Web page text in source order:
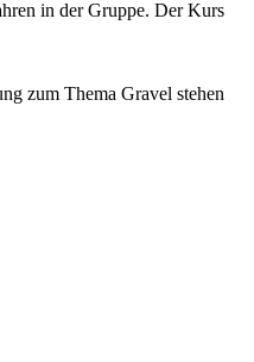
in der Gruppe. Der Kurs
zum Thema Gravel stehen